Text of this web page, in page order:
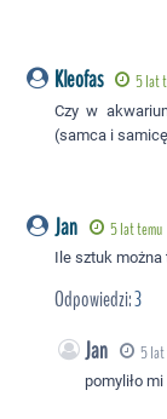
Kleofas 5 lat
Czy w
(samca i
Jan 5 lat temu
Ile sztuk można
Odpowiedzi:3
Jan 5 lat
pomyliło